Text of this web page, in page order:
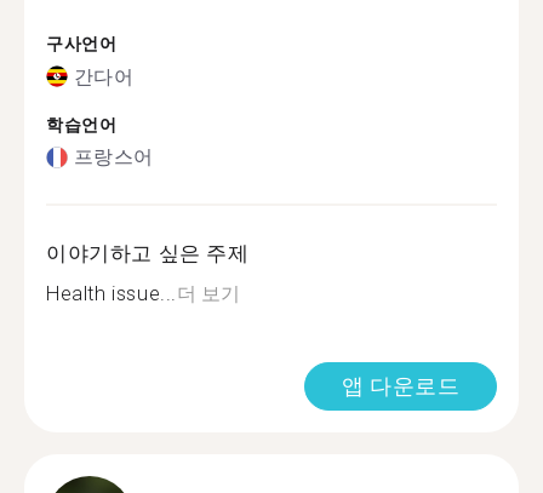
구사언어
간다어
학습언어
프랑스어
이야기하고 싶은 주제
Health issue...더 보기
앱 다운로드